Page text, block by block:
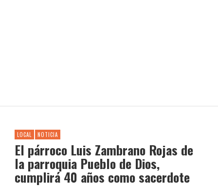
LOCAL NOTICIA
El párroco Luis Zambrano Rojas de
la parroquia Pueblo de Dios,
cumplirá 40 años como sacerdote